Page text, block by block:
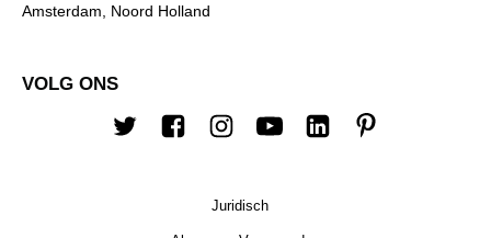
Amsterdam, Noord Holland
VOLG ONS
TwitterFacebookInstagram
YouTubeLinkedin
Juridisch